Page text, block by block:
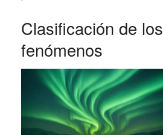
Clasificación de los
fenómenos